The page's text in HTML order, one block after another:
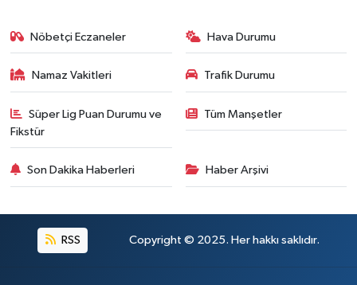
Nöbetçi Eczaneler Hava Durumu
Namaz Vakitleri Trafik Durumu
Süper Lig Puan Durumu ve
Fikstür
Tüm Manşetler
Son Dakika Haberleri Haber Arşivi
RSS Copyright © 2025. Her hakkı saklıdır.